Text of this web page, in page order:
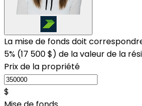
La mise de fonds doit
5% (17 500 $) de la valeur de la
Prix de la propriété
$